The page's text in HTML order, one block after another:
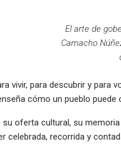
El arte de
Camacho
vivir, para descubrir y para
cómo un pueblo
su oferta cultural, su
celebrada, recorrida y